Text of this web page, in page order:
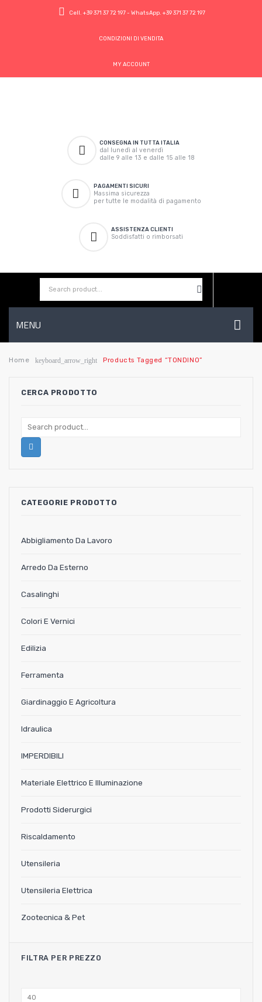
Cell. +39 371 37 72 197- WhatsApp. +39 371 37 72 197
CONDIZIONI DI VENDITA
MY ACCOUNT
CONSEGNA IN TUTTA ITALIA
dal lunedì al venerdì
dalle 9 alle 13 e dalle 15 alle 18
PAGAMENTI SICURI
Massima sicurezza
per tutte le modalità di pagamento
ASSISTENZA CLIENTI
Soddisfatti o rimborsati
MENU
HOME
CONTATTI
WISHLIST
Home keyboard_arrow_right Products Tagged “TONDINO”
CERCA PRODOTTO
CATEGORIE PRODOTTO
Abbigliamento Da Lavoro
Arredo Da Esterno
Casalinghi
Colori E Vernici
Edilizia
Ferramenta
Giardinaggio E Agricoltura
Idraulica
IMPERDIBILI
Materiale Elettrico E Illuminazione
Prodotti Siderurgici
Riscaldamento
Utensileria
Utensileria Elettrica
Zootecnica & Pet
FILTRA PER PREZZO
Min